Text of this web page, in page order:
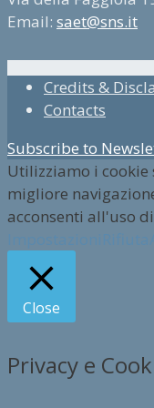
Email: saet@sns.it
Credits &
Contacts
Subscribe to
Utilizziamo i
migliore
acconsenti all'uso
Close
Privacy e